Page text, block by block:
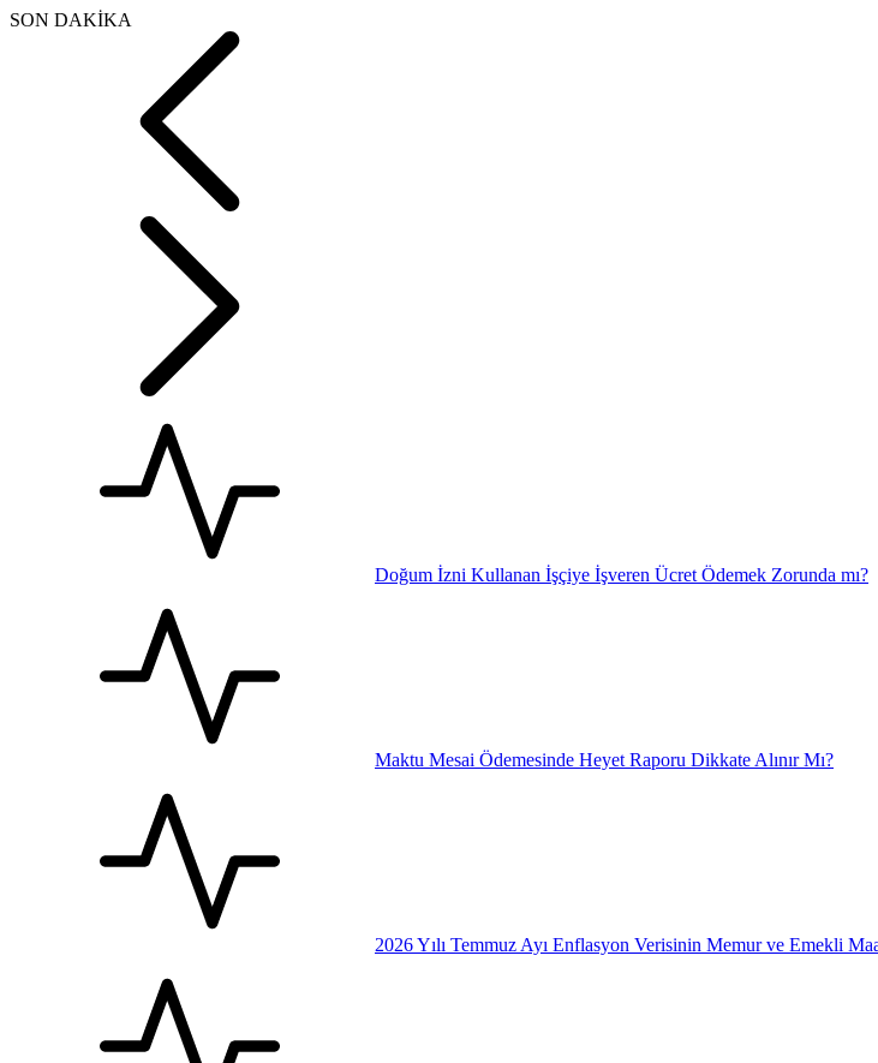
SON DAKİKA
Doğum İzni Kullanan İşçiye İşveren Ücret Ödemek Zorunda mı?
Maktu Mesai Ödemesinde Heyet Raporu Dikkate Alınır Mı?
2026 Yılı Temmuz Ayı Enflasyon Verisinin Memur ve Emekli